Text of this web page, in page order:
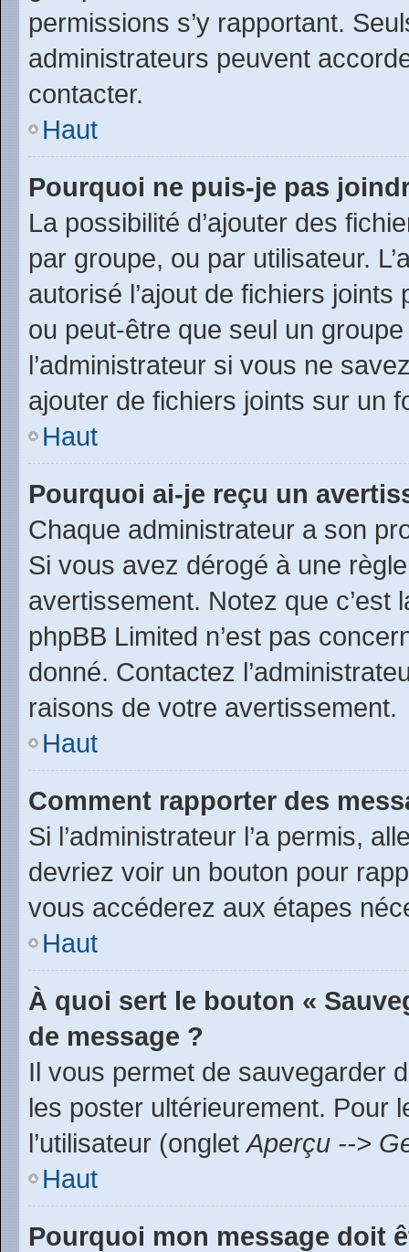
permissions s’y rapportant.
administrateurs peuvent
contacter.
Haut
Pourquoi ne puis-je pas
La possibilité d’ajouter des
par groupe, ou par utilisateur.
autorisé l’ajout de fichiers
ou peut-être que seul un
l’administrateur si vous ne
ajouter de fichiers joints sur un
Haut
Pourquoi ai-je reçu un
Chaque administrateur a son
Si vous avez dérogé à une
avertissement. Notez que c’est
phpBB Limited n’est pas
donné. Contactez
raisons de votre avertissement.
Haut
Comment rapporter des
Si l’administrateur l’a permis,
devriez voir un bouton pour
vous accéderez aux étapes
Haut
À quoi sert le bouton «
de message ?
Il vous permet de sauvegarder
les poster ultérieurement. Pour
l’utilisateur (ongletAperçu -->
Haut
Pourquoi mon message doit